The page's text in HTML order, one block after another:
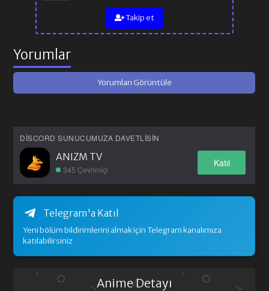
Takip et
Yorumlar
Yorumları Görüntüle
DISCORD SUNUCUMUZA DAVETLISIN
ANIZM TV
345 Çevrimiçi
Katıl
Telegram'a Katıl
Yeni bölüm bildirimlerini almak için Telegram kanalımıza
katılabilirsiniz
Anime Detayı